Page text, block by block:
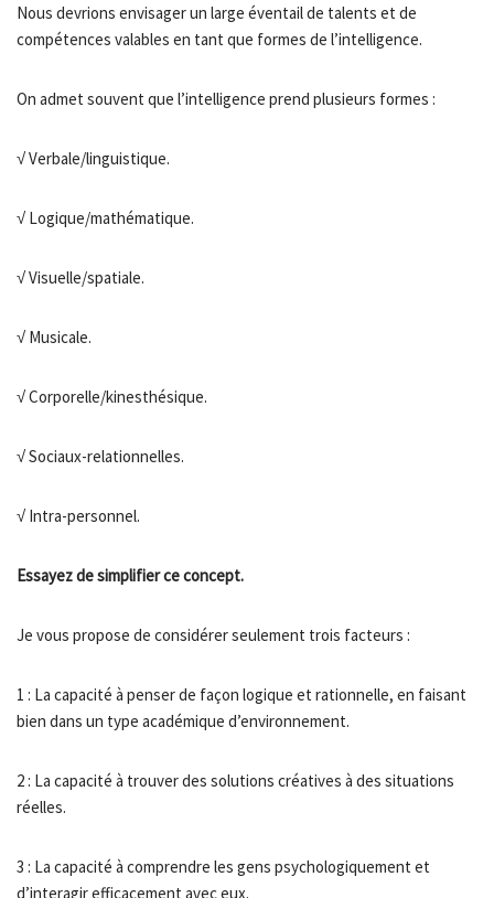
Nous devrions envisager un large éventail de talents et de
compétences valables en tant que formes de l’intelligence.
On admet souvent que l’intelligence prend plusieurs formes :
√ Verbale/linguistique.
√ Logique/mathématique.
√ Visuelle/spatiale.
√ Musicale.
√ Corporelle/kinesthésique.
√ Sociaux-relationnelles.
√ Intra-personnel.
Essayez de simplifier ce concept.
Je vous propose de considérer seulement trois facteurs :
1 : La capacité à penser de façon logique et rationnelle, en faisant
bien dans un type académique d’environnement.
2 : La capacité à trouver des solutions créatives à des situations
réelles.
3 : La capacité à comprendre les gens psychologiquement et
d’interagir efficacement avec eux.